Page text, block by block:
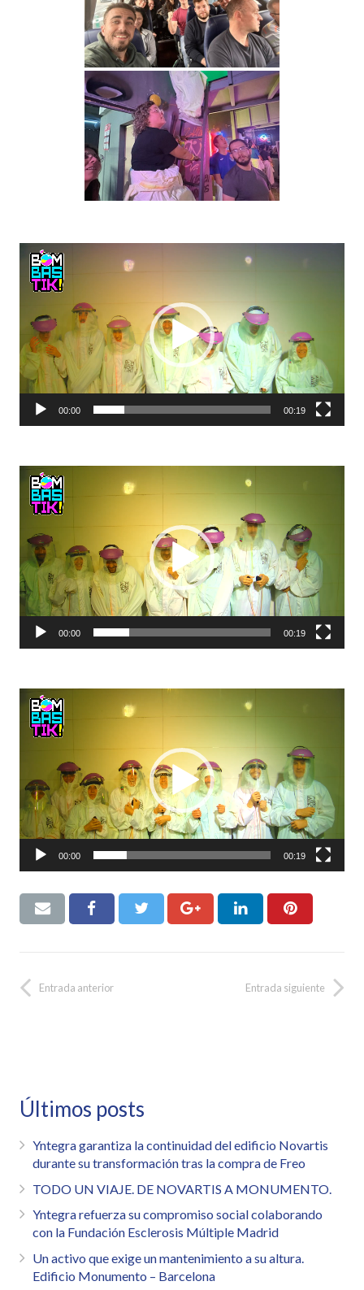
Reproductor
vídeo
00:00 00:19
Reproductor
vídeo
00:00 00:19
Reproductor
vídeo
00:00 00:19
Entrada anterior Entrada siguiente
Últimos posts
Yntegra garantiza la continuidad del edificio Novartis
durante su transformación tras la compra de Freo
TODO UN VIAJE. DE NOVARTIS A MONUMENTO.
Yntegra refuerza su compromiso social colaborando
con la Fundación Esclerosis Múltiple Madrid
Un activo que exige un mantenimiento a su altura.
Edificio Monumento – Barcelona